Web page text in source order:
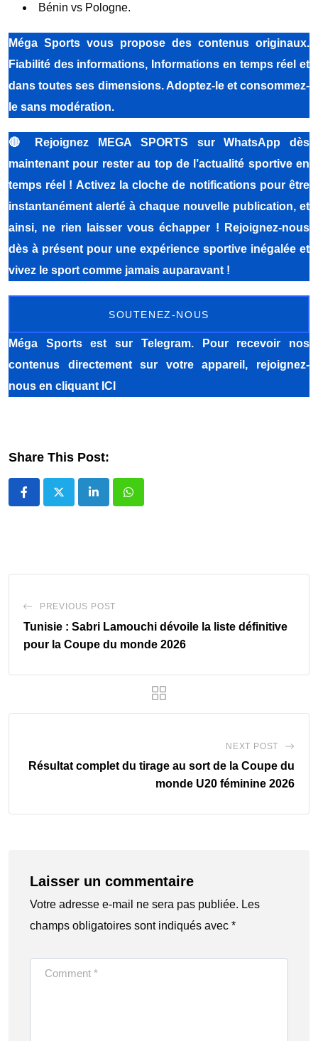
Bénin vs Pologne.
Méga Sports vous propose des contenus originaux.
Fiabilité des informations, Informations en temps réel et
dans toutes ses dimensions. Adoptez-le et consommez-
le sans modération.
🔴
Rejoignez MEGA SPORTS sur WhatsApp dès
maintenant pour rester au top de l’actualité sportive en
temps réel ! Activez la cloche de notifications pour être
instantanément alerté à chaque nouvelle publication, et
ainsi, ne rien laisser vous échapper ! Rejoignez-nous
dès à présent pour une expérience sportive inégalée et
vivez le sport comme jamais auparavant !
SOUTENEZ-NOUS
Méga Sportsest sur Telegram. Pour recevoir nos
contenus directement sur votre appareil, rejoignez-
nous en cliquant ICI
Share This Post:
LinkedInWhatsapp
PREVIOUS POST
Tunisie : Sabri Lamouchi dévoile la liste définitive
pour la Coupe du monde 2026
NEXT POST
Résultat complet du tirage au sort de la Coupe du
monde U20 féminine 2026
Laisser un commentaire
Votre adresse e-mail ne sera pas publiée. Les
champs obligatoires sont indiqués avec *